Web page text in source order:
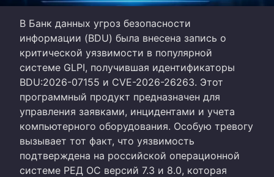
В Банк данных угроз безопасности
информации (BDU) была внесена запись о
критической уязвимости в популярной
системе GLPI, получившая идентификаторы
BDU:2026-07155 и CVE-2026-26263. Этот
программный продукт предназначен для
управления заявками, инцидентами и учета
компьютерного оборудования. Особую тревогу
вызывает тот факт, что уязвимость
подтверждена на российской операционной
системе РЕД ОС версий 7.3 и 8.0, которая